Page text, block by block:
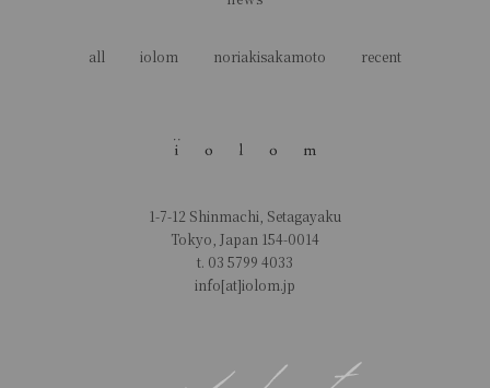
all iolom noriakisakamoto recent
1-7-12 Shinmachi, Setagayaku
Tokyo, Japan 154-0014
t. 03 5799 4033
info[at]iolom.jp